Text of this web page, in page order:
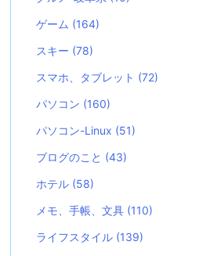
ゲーム (164)
スキー (78)
スマホ、タブレット (72)
パソコン (160)
パソコン-Linux (51)
ブログのこと (43)
ホテル (58)
メモ、手帳、文具 (110)
ライフスタイル (139)